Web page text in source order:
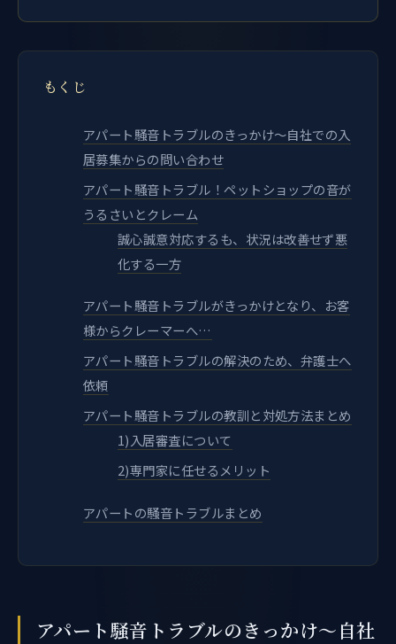
もくじ
アパート騒音トラブルのきっかけ～自社での入
居募集からの問い合わせ
アパート騒音トラブル！ペットショップの音が
うるさいとクレーム
誠心誠意対応するも、状況は改善せず悪
化する一方
アパート騒音トラブルがきっかけとなり、お客
様からクレーマーへ…
アパート騒音トラブルの解決のため、弁護士へ
依頼
アパート騒音トラブルの教訓と対処方法まとめ
1)入居審査について
2)専門家に任せるメリット
アパートの騒音トラブルまとめ
アパート騒音トラブルのきっかけ～自社